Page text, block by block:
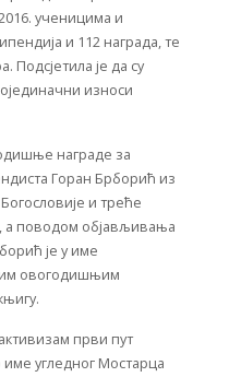
ученицима и
и 112 награда, те
Подсјетила је да су
износи
награде за
Горан Брборић из
и треће
а поводом објављивања
је у име
овогодишњим
први пут
име угледног Мостарца